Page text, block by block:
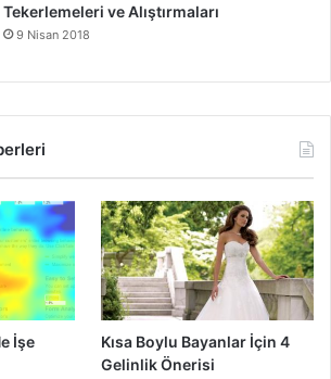
Tekerlemeleri ve Alıştırmaları
9 Nisan 2018
İşe
Kısa Boylu Bayanlar İçin 4
Gelinlik Önerisi